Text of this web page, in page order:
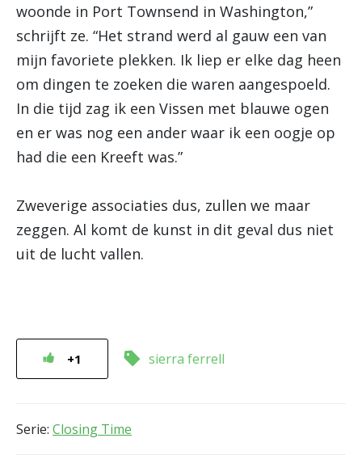
woonde in Port Townsend in Washington,”
schrijft ze. “Het strand werd al gauw een van
mijn favoriete plekken. Ik liep er elke dag heen
om dingen te zoeken die waren aangespoeld.
In die tijd zag ik een Vissen met blauwe ogen
en er was nog een ander waar ik een oogje op
had die een Kreeft was.”
Zweverige associaties dus, zullen we maar
zeggen. Al komt de kunst in dit geval dus niet
uit de lucht vallen.
+1 sierra ferrell
Serie: Closing Time